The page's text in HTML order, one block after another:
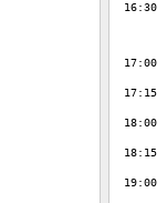
16:30
17:00
17:15
18:00
18:15
19:00